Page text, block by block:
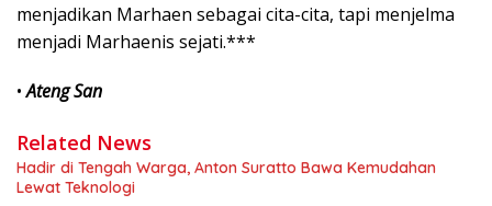
menjadikan Marhaen sebagai cita-cita, tapi menjelma
menjadi Marhaenis sejati.***
•Ateng San
Related News
Hadir di Tengah Warga, Anton Suratto Bawa Kemudahan
Lewat Teknologi